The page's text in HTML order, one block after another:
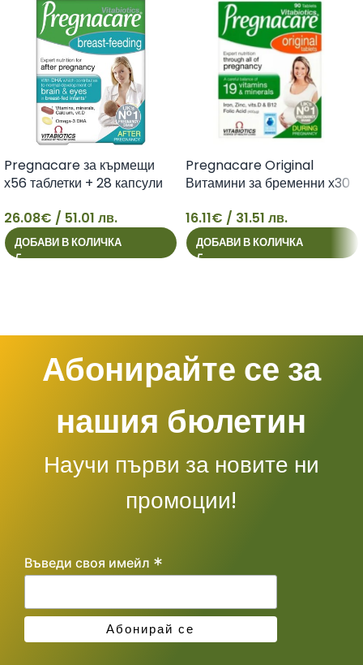
26
Pregnacare за кърмещи
х56 таблетки + 28 капсули
26.08€ / 51.01 лв.
ДОБАВИ В КОЛИЧКА
16
Pregnacare Original
Витамини за бременни х30
16.11€ / 31.51 лв.
ДОБАВИ В КОЛИЧКА
Абонирайте се за
нашия бюлетин
Научи първи за новите ни
промоции!
Въведи своя имейл *